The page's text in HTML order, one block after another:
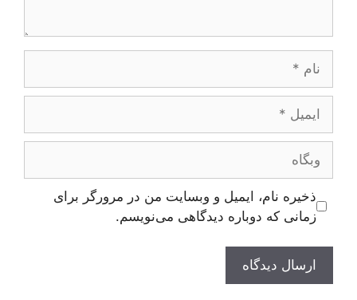
وبگاه
ذخیره نام، ایمیل و وبسایت من در مرورگر برای
زمانی که دوباره دیدگاهی می‌نویسم.